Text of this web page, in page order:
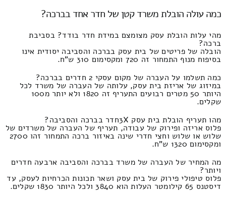
כמה עולה הובלת משרד קטן של חדר אחד בברכה?
מהי עלות הובלת עסק מצומצם במידת חדר בודד? בסביבת
ברכה?
הובלה של פריטים של בית עסק בברכה והסביבה יסודית אינו
בסיפוח מנוף התמחור זה 720 ומקסימום 310 ש"ח.
כמה תשלמו על העברה של מקום עסקי 2 חדרים בברכה?
במיזוג של אריזת בית עסק, עלותה של העברה של משרד לכל
היותר 50 מטרים רבועים התעריף זה 1820 ולא יותר מ100
שקלים.
מהו תעריף הובלת בית עסק 3Xחדר בברכה והסביבה?
פלוס אריזה ופירוק של עבודה, תעריף של העברה של משרדים של
שלוש או שלוש וחצי חדרי שינה באיזור ברכה התמחור זהו 2700
ומקסימום 1320 ש"ח.
מה המחיר של העברה של משרד בברכה והסביבה ארבעה חדרים
ויותר?
פלוס טיפולי פירוק של בית עסק ושאר תכונות הכרחיות לעסק, עד
דיסטנס 65 קילומטר העלות הוא 3840 ולכל היותר 1830 שקלים.